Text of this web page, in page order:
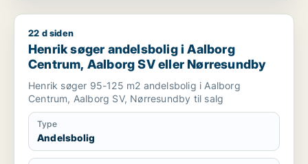
Henrik søger andelsbolig i Aalborg Centrum, Aalborg SV
22 d siden
Henrik søger andelsbolig i Aalborg
Centrum, Aalborg SV eller Nørresundby
Henrik søger 95-125 m2 andelsbolig i Aalborg
Centrum, Aalborg SV, Nørresundby til salg
Type
Andelsbolig